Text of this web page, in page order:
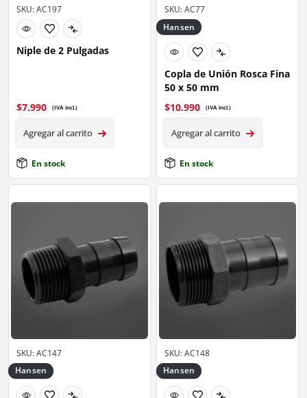
SKU: AC197
Niple de 2 Pulgadas
$7.990 (IVA incl.)
Agregar al carrito
En stock
SKU: AC77
Hansen
Copla de Unión Rosca Fina
50 x 50 mm
$10.990 (IVA incl.)
Agregar al carrito
En stock
SKU: AC147
Hansen
SKU: AC148
Hansen